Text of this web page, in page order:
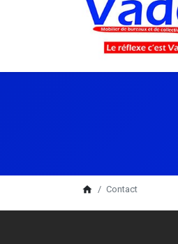
breadcrumb
home Contact